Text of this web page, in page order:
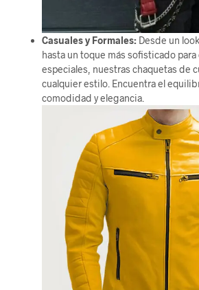
Casuales y Formales:Desde un
hasta un toque más sofisticado para
especiales, nuestras chaquetas de
cualquier estilo. Encuentra el
comodidad y elegancia.